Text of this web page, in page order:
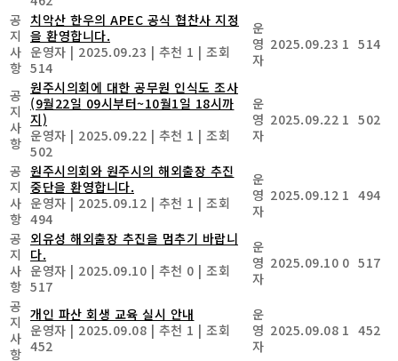
공
지
사
항
치악산 한우의 APEC 공식 협찬사 지정
을 환영합니다.
운영자 | 2025.09.23 | 추천 1 | 조회
514
운
영
자
2025.09.23 1 514
공
지
사
항
원주시의회에 대한 공무원 인식도 조사
(9월22일 09시부터~10월1일 18시까
지)
운영자 | 2025.09.22 | 추천 1 | 조회
502
운
영
자
2025.09.22 1 502
공
지
사
항
원주시의회와 원주시의 해외출장 추진
중단을 환영합니다.
운영자 | 2025.09.12 | 추천 1 | 조회
494
운
영
자
2025.09.12 1 494
공
지
사
항
외유성 해외출장 추진을 멈추기 바랍니
다.
운영자 | 2025.09.10 | 추천 0 | 조회
517
운
영
자
2025.09.10 0 517
공
지
사
항
개인 파산 회생 교육 실시 안내
운영자 | 2025.09.08 | 추천 1 | 조회
452
운
영
자
2025.09.08 1 452